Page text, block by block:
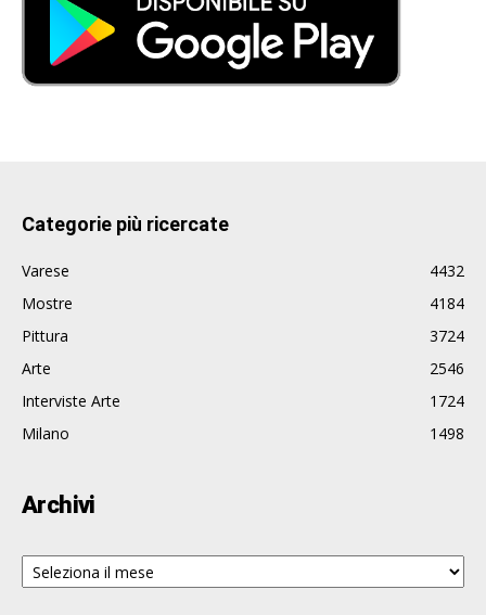
Categorie più ricercate
Varese
4432
Mostre
4184
Pittura
3724
Arte
2546
Interviste Arte
1724
Milano
1498
Archivi
Archivi